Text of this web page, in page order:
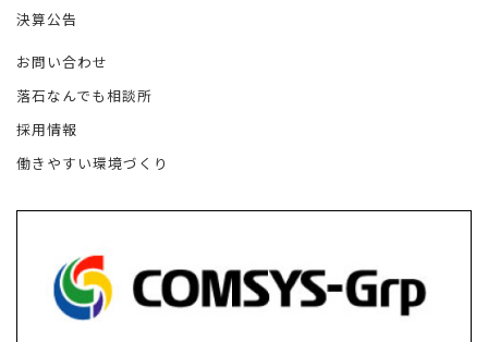
決算公告
お問い合わせ
落石なんでも相談所
採用情報
働きやすい環境づくり